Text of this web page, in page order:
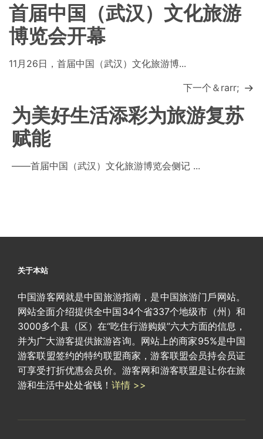
首届中国（武汉）文化旅游
博览会开幕
11月26日，首届中国（武汉）文化旅游博...
下一个＆rarr;
为美好生活添彩为旅游复苏
赋能
——首届中国（武汉）文化旅游博览会侧记 ...
关于本站
中国游客网就是中国旅游指南，是中国旅游门戶网站。
网站全面介绍提供全中国34个省337个地级市（州）和
3000多个县（区）在“吃住行游购娱”六大方面的信息，
并为广大游客提供旅游咨询。网站上的商家95%是中国
游客联盟签约的特约联盟商家，游客联盟会员持会员证
可享受打折优惠会员价。游客网和游客联盟是让你在旅
游和生活中处处省钱！ 详情 >>